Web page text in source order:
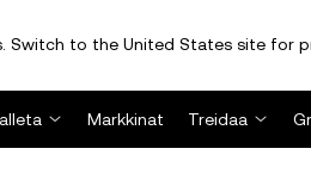
Switch to the United States site for
Markkinat Treidaa